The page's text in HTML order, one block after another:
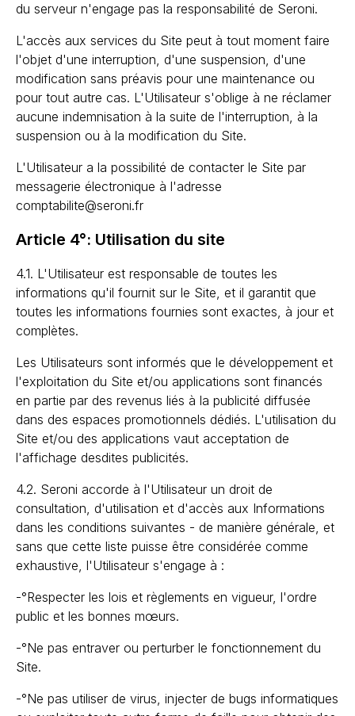
du serveur n'engage pas la responsabilité de Seroni.
L'accès aux services du Site peut à tout moment faire
l'objet d'une interruption, d'une suspension, d'une
modification sans préavis pour une maintenance ou
pour tout autre cas. L'Utilisateur s'oblige à ne réclamer
aucune indemnisation à la suite de l'interruption, à la
suspension ou à la modification du Site.
L'Utilisateur a la possibilité de contacter le Site par
messagerie électronique à l'adresse
comptabilite@seroni.fr
Article 4°: Utilisation du site
4.1. L'Utilisateur est responsable de toutes les
informations qu'il fournit sur le Site, et il garantit que
toutes les informations fournies sont exactes, à jour et
complètes.
Les Utilisateurs sont informés que le développement et
l'exploitation du Site et/ou applications sont financés
en partie par des revenus liés à la publicité diffusée
dans des espaces promotionnels dédiés. L'utilisation du
Site et/ou des applications vaut acceptation de
l'affichage desdites publicités.
4.2. Seroni accorde à l'Utilisateur un droit de
consultation, d'utilisation et d'accès aux Informations
dans les conditions suivantes - de manière générale, et
sans que cette liste puisse être considérée comme
exhaustive, l'Utilisateur s'engage à :
-°Respecter les lois et règlements en vigueur, l'ordre
public et les bonnes mœurs.
-°Ne pas entraver ou perturber le fonctionnement du
Site.
-°Ne pas utiliser de virus, injecter de bugs informatiques